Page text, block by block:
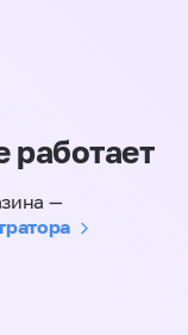
работает
—